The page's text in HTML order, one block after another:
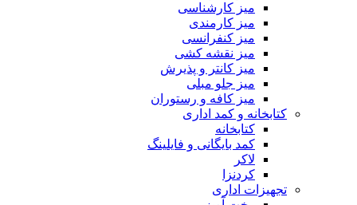
میز کارشناسی
میز کارمندی
میز کنفرانسی
میز نقشه کشی
میز کانتر و پذیرش
میز جلو مبلی
میز کافه و رستوران
کتابخانه و کمد اداری
کتابخانه
کمد بایگانی و فایلینگ
لاکر
کردنزا
تجهیزات اداری